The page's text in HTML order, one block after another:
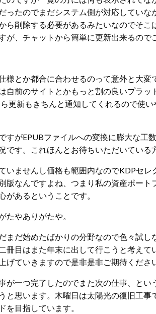
ったのでまだシステム側が対応してい
ら削除する必要があるみたいなのでそ
が、チャットから簡単に更新出来るので
様とか都合に合わせるのって意外と大変
自前のサイトとかもっと割の良いプラ
更新もきちんと通知してくれるので使
すがEPUBファイルへの変換に膨大な工
です。これほんとお待ちいただいている
いませんし価格も範囲内なのでKDPセ
版なんですよね、つまり私の資産ポー
があるということです。
たやありがたや。
まだ始めたばかりの分野なので色々試
冊目はまた年末に出して行こうと考えて
げていきますので是非是非ご期待くださ
が一つ完了したのでまた次の仕事、と
と思います。木曜日は太陽光の復旧工
を目指しています。